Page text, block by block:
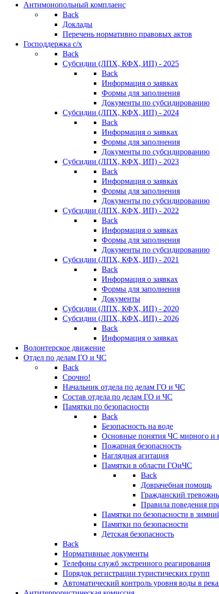
Антимонопольный комплаенс
Back
Доклады
Перечень нормативно правовых актов
Господдержка с/х
Back
Субсидии (ЛПХ, КФХ, ИП) - 2025
Back
Информация о заявках
Формы для заполнения
Документы по субсидированию
Субсидии (ЛПХ, КФХ, ИП) - 2024
Back
Информация о заявках
Формы для заполнения
Документы по субсидированию
Субсидии (ЛПХ, КФХ, ИП) - 2023
Back
Информация о заявках
Формы для заполнения
Документы по субсидированию
Субсидии (ЛПХ, КФХ, ИП) - 2022
Back
Информация о заявках
Формы для заполнения
Документы по субсидированию
Субсидии (ЛПХ, КФХ, ИП) - 2021
Back
Информация о заявках
Формы для заполнения
Документы
Субсидии (ЛПХ, КФХ, ИП) - 2020
Субсидии (ЛПХ, КФХ, ИП) - 2026
Back
Информация о заявках
Волонтерское движение
Отдел по делам ГО и ЧС
Back
Срочно!
Начальник отдела по делам ГО и ЧС
Состав отдела по делам ГО и ЧС
Памятки по безопасности
Back
Безопасность на воде
Основные понятия ЧС мирного и
Пожарная безопасность
Наглядная агитация
Памятки в области ГОиЧС
Back
Доврачебная помощь
Гражданский
Правила поведения
Памятки по безопасности в
Памятки по безопасности
Детская безопасность
Back
Нормативные документы
Телефоны служб экстренного реагирования
Порядок регистрации туристических групп
Автоматический контроль уровня воды в